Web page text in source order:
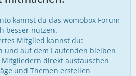
kannst du das womobox Forum
besser nutzen.
Mitglied kannst du:
und auf dem Laufenden bleiben
direkt austauschen
und Themen erstellen